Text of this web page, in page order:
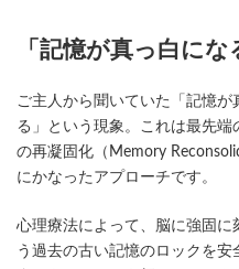
「記憶が真っ白に
ご主人から聞いていた「記憶
る」という現象。これは最先
の再凝固化（Memory
にかなったアプローチです。
心理療法によって、脳に強固
う過去の古い記憶のロックを